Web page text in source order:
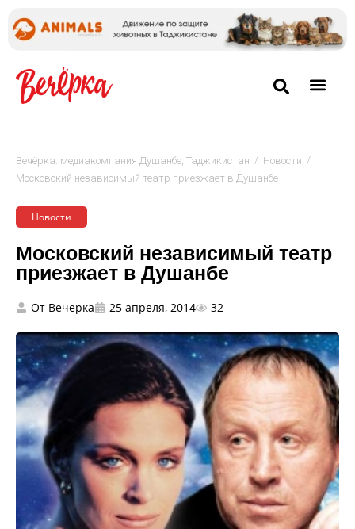
Вечёрка: медиакомпания Душанбе, Таджикистан / Новости /
Московский независимый театр приезжает в Душанбе
Новости
Московский независимый театр
приезжает в Душанбе
От Вечерка 25 апреля, 2014 32